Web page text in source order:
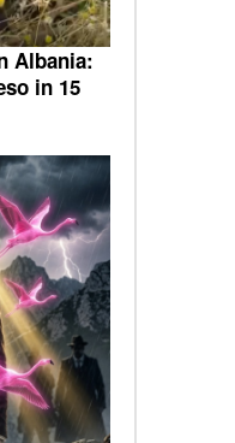
Albania:
in 15